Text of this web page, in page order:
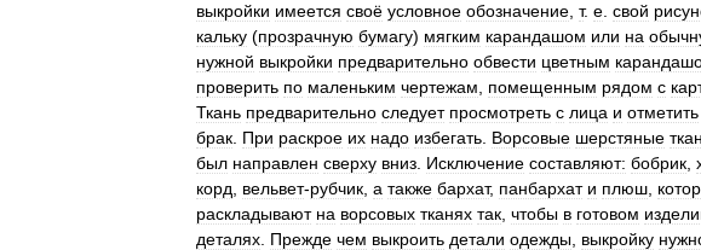
выкройки имеется своё условное обозначение т. е свой
кальку (прозрачную бумагу) мягким карандашом или на
нужной выкройки предварительно обвести цветным
проверить по маленьким чертежам помещенным рядом с
Ткань предварительно следует просмотреть с лица и отметить
брак При раскрое их надо избегать Ворсовые шерстяные
был направлен сверху вниз Исключение составляют: бобрик
корд
вельвет-рубчик а также бархат, панбархат и плюш
раскладывают на ворсовых тканях так чтобы в готовом
деталях Прежде чем выкроить детали одежды выкройку